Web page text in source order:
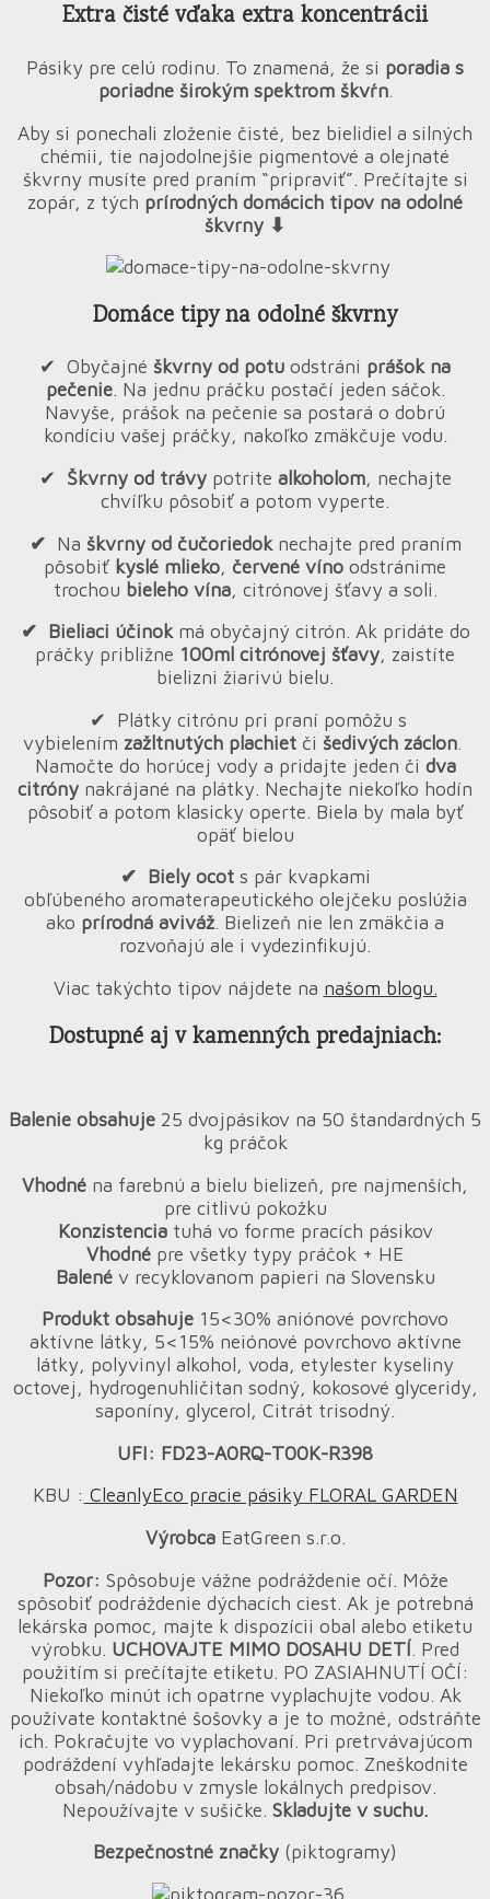
Extra čisté vďaka extra koncentrácii
Pásiky pre celú rodinu. To znamená, že si poradia s
poriadne širokým spektrom škvŕn.
Aby si ponechali zloženie čisté, bez bielidiel a silných
chémii, tie najodolnejšie pigmentové a olejnaté
škvrny musíte pred praním “pripraviť”. Prečítajte si
zopár, z tých prírodných domácich tipov na odolné
škvrny ⬇︎
Domáce tipy na odolné škvrny
✔︎ Obyčajné škvrny od potu odstráni prášok na
pečenie. Na jednu práčku postačí jeden sáčok.
Navyše, prášok na pečenie sa postará o dobrú
kondíciu vašej práčky, nakoľko zmäkčuje vodu.
✔︎ Škvrny od trávypotrite alkoholom, nechajte
chvíľku pôsobiť a potom vyperte.
✔︎ Na škvrny od čučoriedok nechajte pred praním
pôsobiť kyslé mlieko, červené víno odstránime
trochou bieleho vína, citrónovej šťavy a soli.
✔︎ Bieliaci účinokmá obyčajný citrón. Ak pridáte do
práčky približne 100ml citrónovej šťavy, zaistíte
bielizni žiarivú bielu.
✔︎ Plátky citrónu pri praní pomôžu s
vybielením zažltnutých plachiet či šedivých záclon.
Namočte do horúcej vody a pridajte jeden či dva
citróny nakrájané na plátky. Nechajte niekoľko hodín
pôsobiť a potom klasicky operte. Biela by mala byť
opäť bielou
✔︎ Biely ocots pár kvapkami
obľúbeného aromaterapeutického olejčeku poslúžia
ako prírodná aviváž. Bielizeň nie len zmäkčia a
rozvoňajú ale i vydezinfikujú.
Viac takýchto tipov nájdete na našom blogu.
Dostupné aj v kamenných predajniach:
Balenie obsahuje 25 dvojpásikov na 50 štandardných 5
kg práčok
Vhodné na farebnú a bielu bielizeň, pre najmenších,
pre citlivú pokožku
Konzistencia tuhá vo forme pracích pásikov
Vhodnépre všetky typy práčok + HE
Balenév recyklovanom papieri na Slovensku
Produkt obsahuje 15<30% aniónové povrchovo
aktívne látky, 5<15% neiónové povrchovo aktívne
látky, polyvinyl alkohol, voda, etylester kyseliny
octovej, hydrogenuhličitan sodný, kokosové glyceridy,
saponíny, glycerol, Citrát trisodný.
UFI: FD23-A0RQ-T00K-R398
KBU : CleanlyEco pracie pásiky FLORAL GARDEN
VýrobcaEatGreen s.r.o.
Pozor: Spôsobuje vážne podráždenie očí. Môže
spôsobiť podráždenie dýchacích ciest. Ak je potrebná
lekárska pomoc, majte k dispozícii obal alebo etiketu
výrobku. UCHOVAJTE MIMO DOSAHU DETÍ. Pred
použitím si prečítajte etiketu. PO ZASIAHNUTÍ OČÍ:
Niekoľko minút ich opatrne vyplachujte vodou. Ak
používate kontaktné šošovky a je to možné, odstráňte
ich. Pokračujte vo vyplachovaní. Pri pretrvávajúcom
podráždení vyhľadajte lekársku pomoc. Zneškodnite
obsah/nádobu v zmysle lokálnych predpisov.
Nepoužívajte v sušičke. Skladujte v suchu.
Bezpečnostné značky (piktogramy)